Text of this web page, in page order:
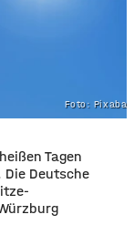
Foto:
Tagen
Deutsche